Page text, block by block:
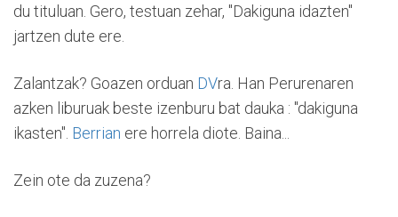
du tituluan. Gero, testuan zehar, "Dakiguna idazten"
jartzen dute ere.
Zalantzak? Goazen orduan DVra. Han Perurenaren
azken liburuak beste izenburu bat dauka : "dakiguna
ikasten". Berrian ere horrela diote. Baina...
Zein ote da zuzena?